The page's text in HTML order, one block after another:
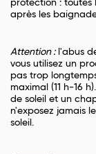
protection : toutes
après les
Attention :l'abus
vous utilisez un
pas trop
maximal (11 h-16
de soleil et un
n'exposez jamais
soleil.